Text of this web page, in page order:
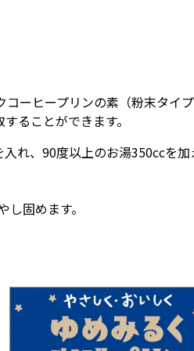
ーヒープリンの素（粉末タイプ
ることができます。
れ、90度以上のお湯350ccを加
固めます。